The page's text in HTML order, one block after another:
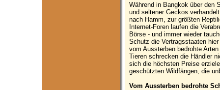
Während in Bangkok über den
und seltener Geckos
nach Hamm, zur größten
Internet-Foren laufen die
Börse - und immer wieder
Schutz die Vertragsstaaten
vom Aussterben bedrohte
Tieren schrecken die Händler
sich die höchsten Preise
geschützten Wildfängen, die
Vom Aussterben bedrohte